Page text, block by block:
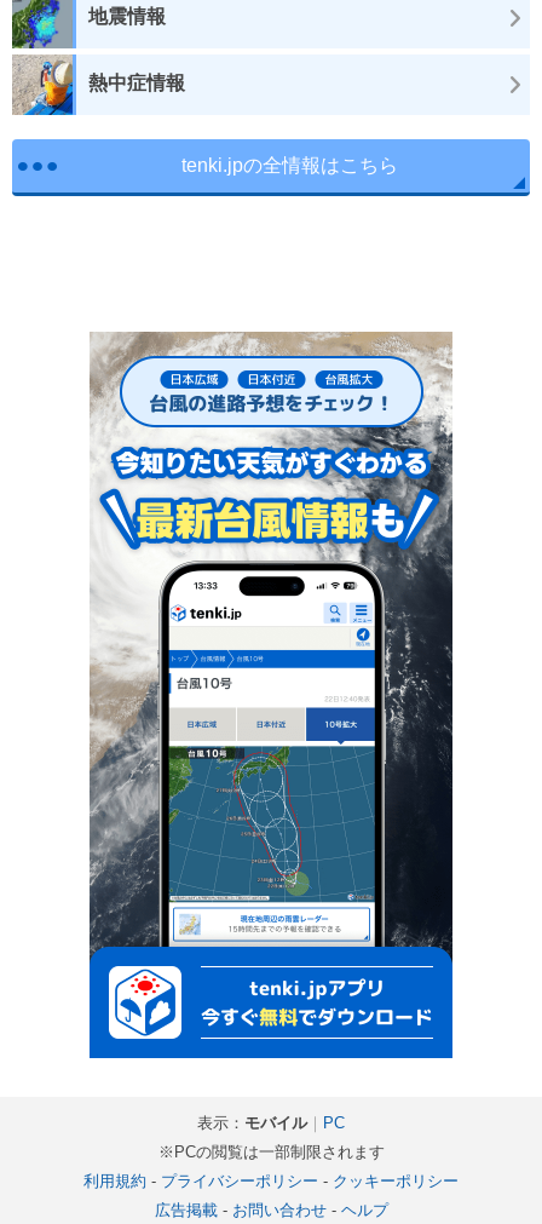
地震情報
熱中症情報
tenki.jpの全情報はこちら
表示： モバイル｜ PC
※PCの閲覧は一部制限されます
利用規約 - プライバシーポリシー - クッキーポリシー
広告掲載- お問い合わせ- ヘルプ